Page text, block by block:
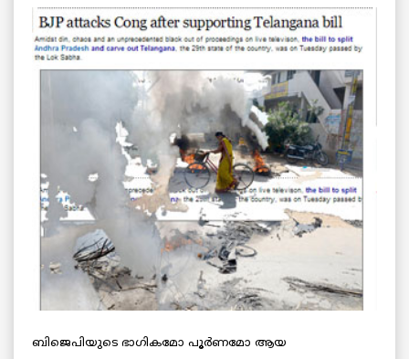
ബിജെപിയുടെ ഭാഗികമോ പൂര്‍ണമോ ആയ